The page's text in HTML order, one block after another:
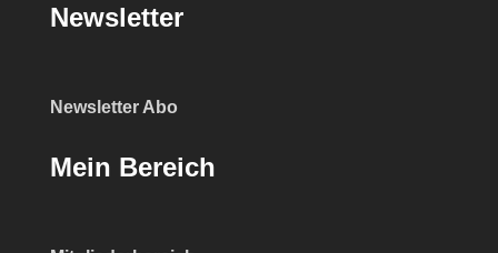
Newsletter
Newsletter Abo
Mein Bereich